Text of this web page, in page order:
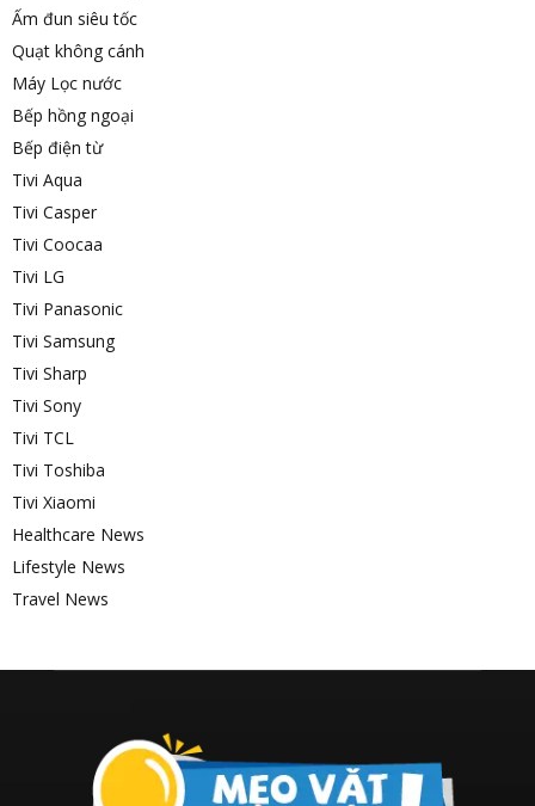
Ấm đun siêu tốc
Quạt không cánh
Máy Lọc nước
Bếp hồng ngoại
Bếp điện từ
Tivi Aqua
Tivi Casper
Tivi Coocaa
Tivi LG
Tivi Panasonic
Tivi Samsung
Tivi Sharp
Tivi Sony
Tivi TCL
Tivi Toshiba
Tivi Xiaomi
Healthcare News
Lifestyle News
Travel News